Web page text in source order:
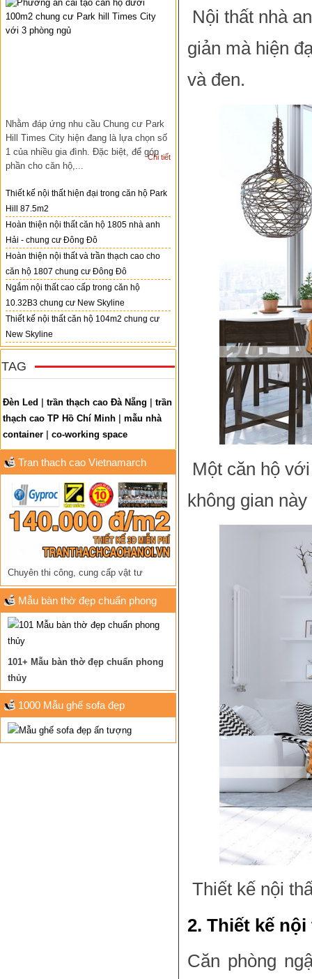
Nhằm đáp ứng nhu cầu Chung cư Park
Hill Times City hiện đang là lựa chọn số
1 của nhiều gia đình. Đặc biệt, để góp
phần cho căn hộ,...
Chi tiết
Thiết kế nội thất hiện đại trong căn hộ Park
Hill 87.5m2
Hoàn thiện nội thất căn hộ 1805 nhà anh
Hải - chung cư Đông Đô
Hoàn thiện nội thất và trần thạch cao cho
căn hộ 1807 chung cư Đông Đô
Ngắm nội thất cao cấp trong căn hộ
10.32B3 chung cư New Skyline
Thiết kế nội thất căn hộ 104m2 chung cư
New Skyline
TAG
Đèn Led trần thạch cao Đà Nẵng
trần
thạch cao TP Hồ Chí Minh
mẫu nhà
container
co-working space
Tran thach cao Vietnamarch
Chuyên thi công, cung cấp vật tư
Mẫu bàn thờ đẹp chuẩn phong
thủy
101+ Mẫu bàn thờ đẹp chuẩn phong
thủy
1000 Mẫu ghế sofa đẹp
Nội thất nhà
giản mà hiện
và đen.
Một căn hộ
không gian
Thiết kế nội
2. Thiết kế
Căn phòng